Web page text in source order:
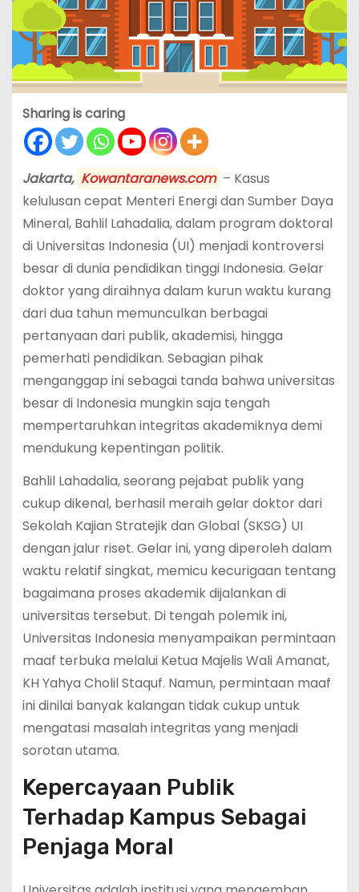
Sharing is caring
Jakarta, Kowantaranews.com – Kasus
kelulusan cepat Menteri Energi dan Sumber Daya
Mineral, Bahlil Lahadalia, dalam program doktoral
di Universitas Indonesia (UI) menjadi kontroversi
besar di dunia pendidikan tinggi Indonesia. Gelar
doktor yang diraihnya dalam kurun waktu kurang
dari dua tahun memunculkan berbagai
pertanyaan dari publik, akademisi, hingga
pemerhati pendidikan. Sebagian pihak
menganggap ini sebagai tanda bahwa universitas
besar di Indonesia mungkin saja tengah
mempertaruhkan integritas akademiknya demi
mendukung kepentingan politik.
Bahlil Lahadalia, seorang pejabat publik yang
cukup dikenal, berhasil meraih gelar doktor dari
Sekolah Kajian Stratejik dan Global (SKSG) UI
dengan jalur riset. Gelar ini, yang diperoleh dalam
waktu relatif singkat, memicu kecurigaan tentang
bagaimana proses akademik dijalankan di
universitas tersebut. Di tengah polemik ini,
Universitas Indonesia menyampaikan permintaan
maaf terbuka melalui Ketua Majelis Wali Amanat,
KH Yahya Cholil Staquf. Namun, permintaan maaf
ini dinilai banyak kalangan tidak cukup untuk
mengatasi masalah integritas yang menjadi
sorotan utama.
Kepercayaan Publik
Terhadap Kampus Sebagai
Penjaga Moral